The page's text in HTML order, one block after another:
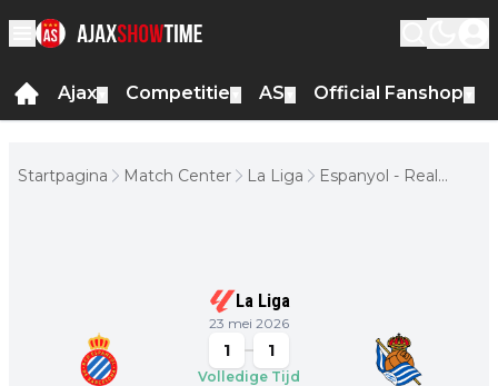
Ajax Competitie AS Official Fanshop
Startpagina Match Center La Liga
Espanyol - Real
La Liga
23 mei 2026
1 1
Volledige Tijd